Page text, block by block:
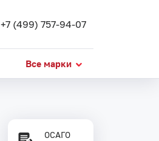
+7 (499) 757-94-07
Все марки
ОСАГО